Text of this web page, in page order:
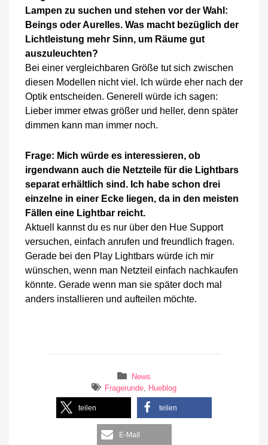
Lampen zu suchen und stehen vor der Wahl:
Beings oder Aurelles. Was macht bezüglich der
Lichtleistung mehr Sinn, um Räume gut
auszuleuchten?
Bei einer vergleichbaren Größe tut sich zwischen
diesen Modellen nicht viel. Ich würde eher nach der
Optik entscheiden. Generell würde ich sagen:
Lieber immer etwas größer und heller, denn später
dimmen kann man immer noch.
Frage: Mich würde es interessieren, ob
irgendwann auch die Netzteile für die Lightbars
separat erhältlich sind. Ich habe schon drei
einzelne in einer Ecke liegen, da in den meisten
Fällen eine Lightbar reicht.
Aktuell kannst du es nur über den Hue Support
versuchen, einfach anrufen und freundlich fragen.
Gerade bei den Play Lightbars würde ich mir
wünschen, wenn man Netzteil einfach nachkaufen
könnte. Gerade wenn man sie später doch mal
anders installieren und aufteilen möchte.
News
Fragerunde, Hueblog
teilen teilen
E-Mail